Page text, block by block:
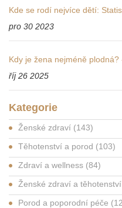
Kde se rodí nejvíce dětí:
pro 30 2023
Kdy je žena nejméně
říj 26 2025
Kategorie
Ženské zdraví (143)
Těhotenství a porod (103)
Zdraví a wellness (84)
Ženské zdraví a těhotenství
Porod a poporodní péče